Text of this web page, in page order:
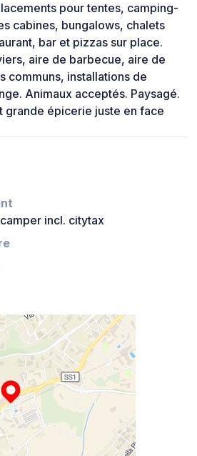
pour tentes, camping-
cabines, bungalows, chalets
bar et pizzas sur place.
aire de barbecue, aire de
communs, installations de
Animaux acceptés. Paysagé.
grande épicerie juste en face
incl. citytax